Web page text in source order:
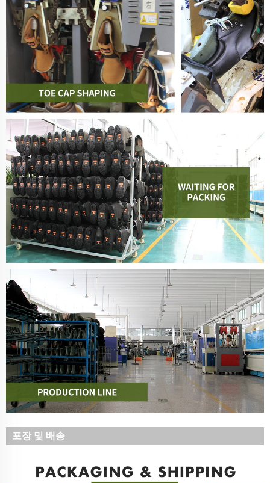
포장 및 배송